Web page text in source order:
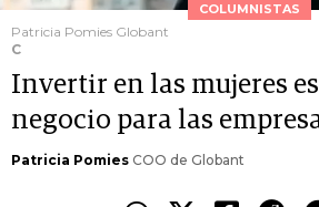
COLUMNISTAS
Patricia Pomies Globant
C
Invertir en las mujeres
negocio para las
Patricia Pomies COO de Globant